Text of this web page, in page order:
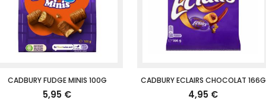
CADBURY FUDGE MINIS 100G
5,95 €
CADBURY ECLAIRS CHOCOLAT 166G
4,95 €